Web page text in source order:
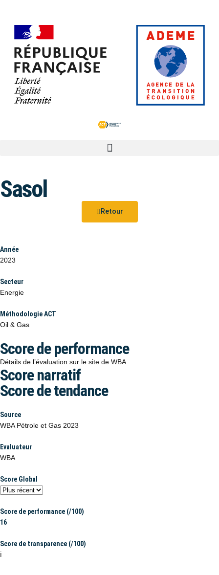
Sasol
Retour
Année
2023
Secteur
Energie
Méthodologie ACT
Oil & Gas
Score de performance
Détails de l’évaluation sur le site de WBA
Score narratif
Score de tendance
Source
WBA Pétrole et Gas 2023
Evaluateur
WBA
Score Global
Score de performance (/100)
16
Score de transparence (/100)
ℹ️